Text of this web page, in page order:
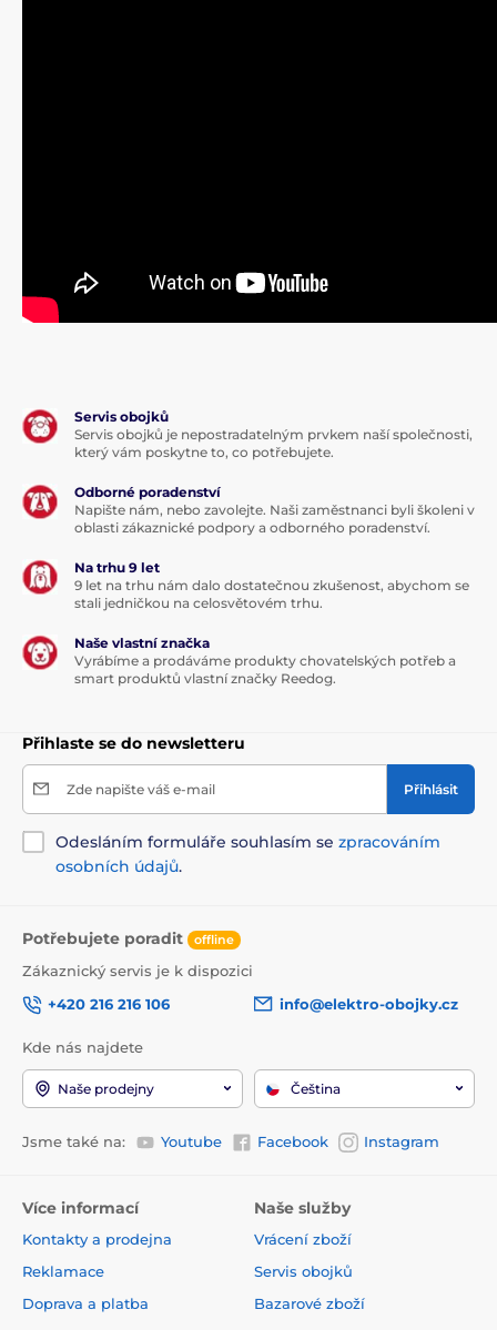
Servis obojků
Servis obojků je nepostradatelným prvkem naší společnosti,
který vám poskytne to, co potřebujete.
Odborné poradenství
Napište nám, nebo zavolejte. Naši zaměstnanci byli školeni v
oblasti zákaznické podpory a odborného poradenství.
Na trhu 9 let
9 let na trhu nám dalo dostatečnou zkušenost, abychom se
stali jedničkou na celosvětovém trhu.
Naše vlastní značka
Vyrábíme a prodáváme produkty chovatelských potřeb a
smart produktů vlastní značky Reedog.
Přihlaste se do newsletteru
Zde napište váš e-mail Přihlásit
Odesláním formuláře souhlasím se zpracováním
osobních údajů.
Potřebujete poradit offline
Zákaznický servis je k dispozici
+420 216 216 106
info@elektro-obojky.cz
Kde nás najdete
Naše prodejny Čeština
Jsme také na: Youtube Facebook Instagram
Více informací
Kontakty a prodejna
Reklamace
Doprava a platba
Naše služby
Vrácení zboží
Servis obojků
Bazarové zboží